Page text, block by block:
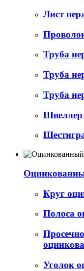
Лист
Труба
Труба
Труба
Круг
Полоса
Уголок